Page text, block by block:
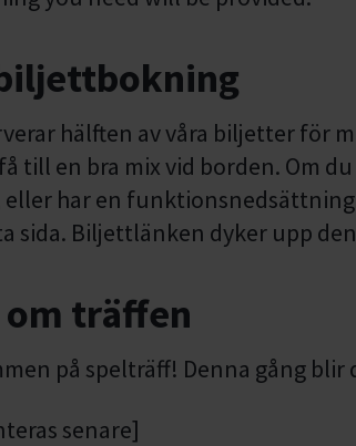
hälften av våra biljetter för
till en bra mix vid borden. Om
eller har en
sida. Biljettlänken dyker upp
träffen
på spelträff! Denna gång
senare]